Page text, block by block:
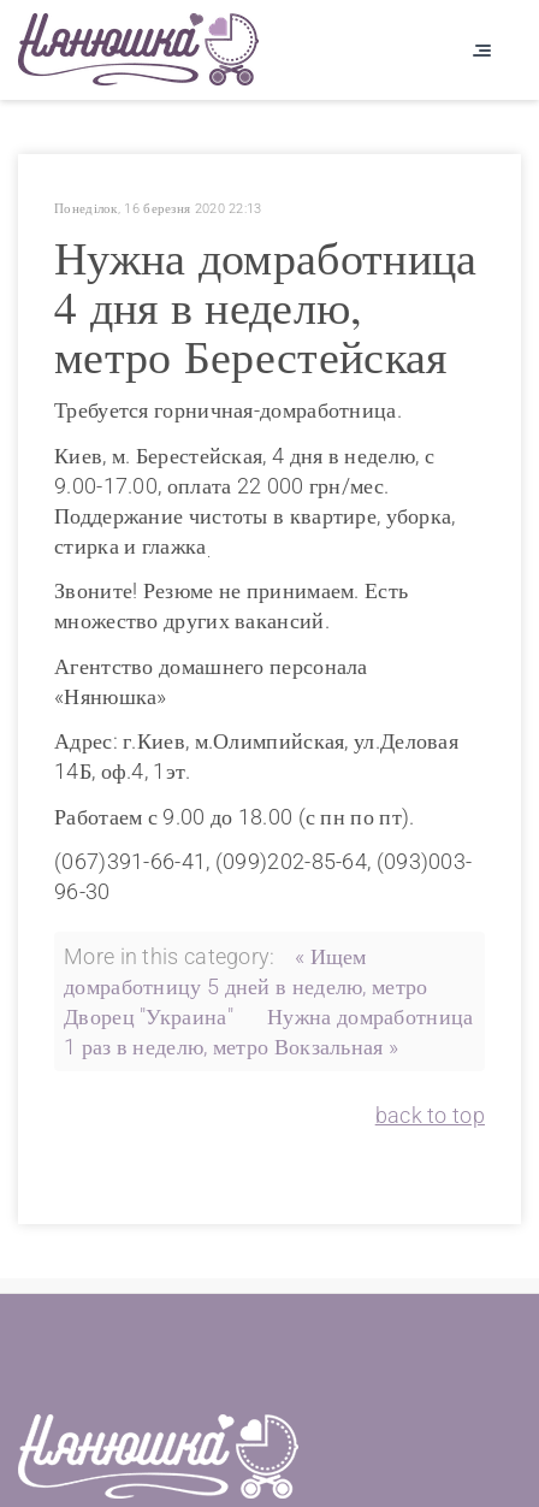
Понеділок, 16 березня 2020 22:13
Нужна домработница
4 дня в неделю,
метро Берестейская
Требуется горничная-домработница.
Киев, м. Берестейская, 4 дня в неделю, с
9.00-17.00, оплата 22 000 грн/мес.
Поддержание чистоты в квартире, уборка,
стирка и глажка
Звоните! Резюме не принимаем. Есть
множество других вакансий.
Агентство домашнего персонала
«Нянюшка»
Адрес: г.Киев, м.Олимпийская, ул.Деловая
14Б, оф.4, 1эт.
Работаем с 9.00 до 18.00 (с пн по пт).
(067)391-66-41, (099)202-85-64, (093)003-
96-30
More in this category:
« Ищем
домработницу 5 дней в неделю, метро
Дворец "Украина"
Нужна домработница
1 раз в неделю, метро Вокзальная »
back to top